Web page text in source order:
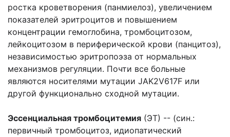
ростка кроветворения (панмиелоз), увеличением
показателей эритроцитов и повышением
концентрации гемоглобина, тромбоцитозом,
лейкоцитозом в периферической крови (панцитоз),
независимостью эритропоэза от нормальных
механизмов регуляции. Почти все больные
являются носителями мутации JAK2V617F или
другой функционально сходной мутации.
Эссенциальная тромбоцитемия (ЭТ) -- (син.:
первичный тромбоцитоз, идиопатический